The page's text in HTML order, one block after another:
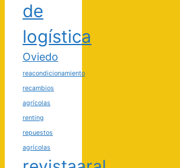
de
logística
Oviedo
reacondicionamiento
recambios
agrícolas
renting
repuestos
agrícolas